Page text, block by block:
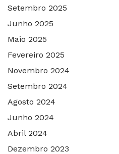
Setembro 2025
Junho 2025
Maio 2025
Fevereiro 2025
Novembro 2024
Setembro 2024
Agosto 2024
Junho 2024
Abril 2024
Dezembro 2023